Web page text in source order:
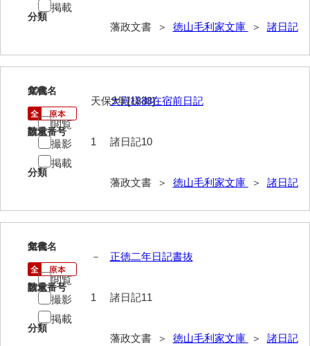
御制法
凶事分類・吉凶書抜
部分類例考
分類
藩政文書 ＞ 徳山毛利家文庫 ＞ 諸日記
掲載
10
文書名
大殿様御在宿前日記
請求番号
諸日記10
分類
藩政文書 ＞ 徳山毛利家文庫 ＞ 諸日記
年代
天保9年[1838]
数量
1
閲覧
撮影
掲載
11
文書名
正徳二年日記書抜
請求番号
諸日記11
分類
藩政文書 ＞ 徳山毛利家文庫 ＞ 諸日記
年代
－
数量
1
閲覧
撮影
掲載